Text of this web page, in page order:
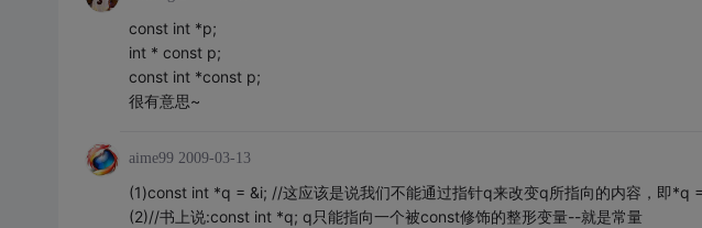
const int *p;
int * const p;
const int *const p;
很有意思~
aime99 2009-03-13
(1)const int *q = &i; //这应该是说我们不能通过指针q来改变q所指向的内容，即*q
(2)//书上说:const int *q; q只能指向一个被const修饰的整形变量--就是常量